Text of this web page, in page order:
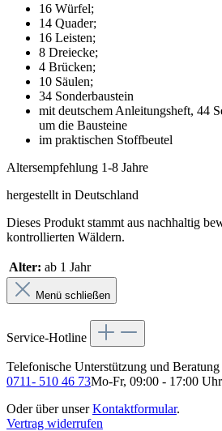
16 Würfel;
14 Quader;
16 Leisten;
8 Dreiecke;
4 Brücken;
10 Säulen;
34 Sonderbaustein
mit deutschem Anleitungsheft, 44
um die Bausteine
im praktischen Stoffbeutel
Altersempfehlung 1-8 Jahre
hergestellt in Deutschland
Dieses Produkt stammt aus nachhaltig
kontrollierten Wäldern.
Alter: ab 1 Jahr
Menü schließen
Service-Hotline
Telefonische Unterstützung und Beratung
0711- 510 46 73Mo-Fr, 09:00 - 17:00 Uhr
Oder über unserKontaktformular.
Vertrag widerrufen